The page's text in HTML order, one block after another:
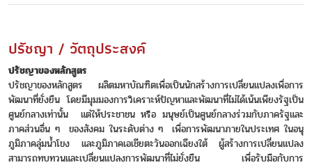
ปรัชญา / วัตถุประสงค์
ปรัชญาของหลักสูตร
ปรัชญาของหลักสูตร ผลิตมหาบัณฑิตเพื่อเป็นนักสร้างการเปลี่ยนแปลงเพื่อการ
พัฒนาที่ยั่งยืน โดยมีมุมมองการวิเคราะห์ปัญหาและพัฒนาที่ไม่ได้เน้นเพียงรัฐเป็น
ศูนย์กลางเท่านั้น แต่ให้ประชาชน หรือ มนุษย์เป็นศูนย์กลางร่วมกับภาครัฐและ
ภาคส่วนอื่น ๆ ของสังคม ในระดับต่าง ๆ เพื่อการพัฒนาภายในประเทศ ในอนุ
ภูมิภาคลุ่มน้ำโขง และภูมิภาคเอเชียตะวันออกเฉียงใต้ ผู้สร้างการเปลี่ยนแปลง
สามารถทบทวนและเปลี่ยนแปลงการพัฒนาที่ไม่ยั่งยืน เพื่อรับมือกับการ